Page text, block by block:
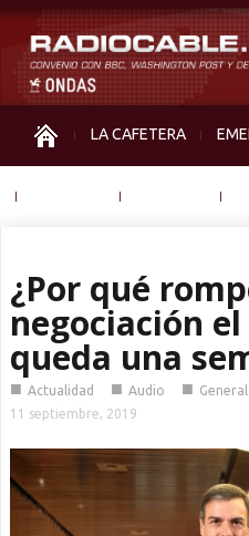
LA CAFETERA
¿Por qué
negociación el
queda una
■ Actualidad ■ Audio ■ General
11 septiembre, 2019